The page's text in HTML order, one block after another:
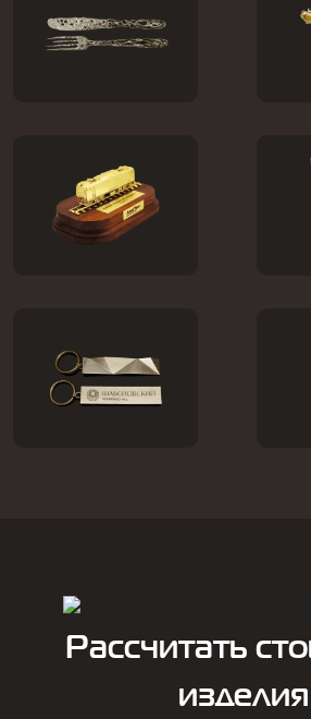
Рассчитать
изделия